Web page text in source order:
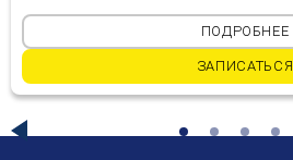
ПОДРОБНЕЕ
ЗАПИСАТЬСЯ